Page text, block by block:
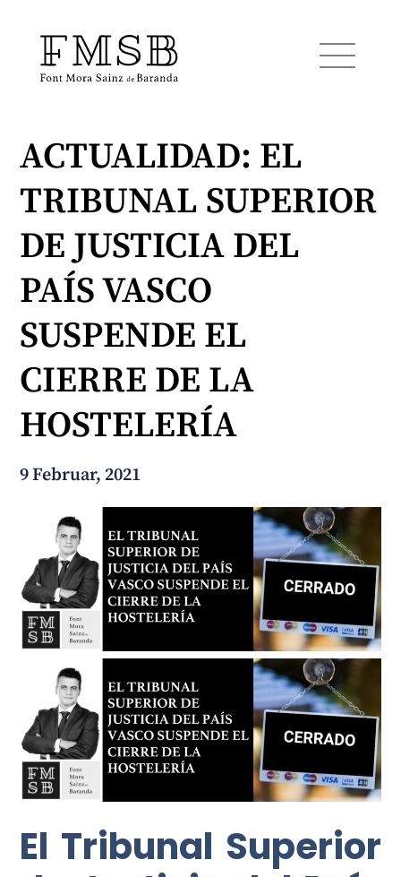
Startseite
Font Mora Sainz de Baranda
Dienste
Blog und Nachrichten
ACTUALIDAD: EL
TRIBUNAL SUPERIOR
DE JUSTICIA DEL
PAÍS VASCO
SUSPENDE EL
CIERRE DE LA
HOSTELERÍA
9 Februar, 2021
El Tribunal Superior